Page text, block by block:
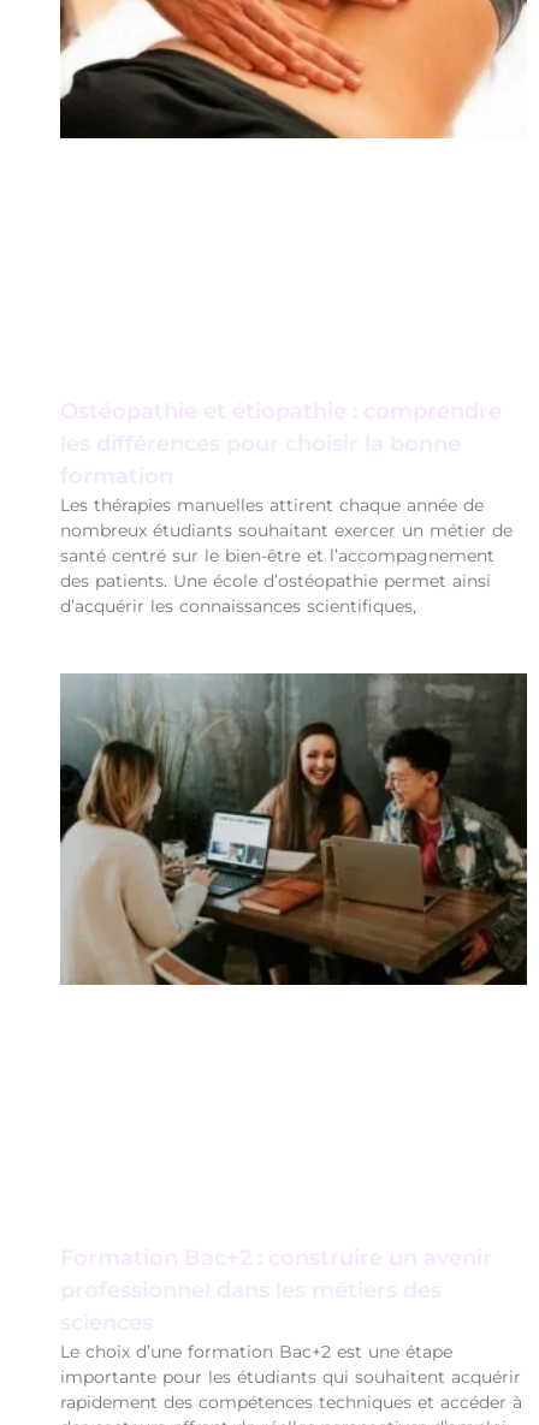
Ostéopathie et étiopathie : comprendre
les différences pour choisir la bonne
formation
Les thérapies manuelles attirent chaque année de
nombreux étudiants souhaitant exercer un métier de
santé centré sur le bien-être et l’accompagnement
des patients. Une école d’ostéopathie permet ainsi
d’acquérir les connaissances scientifiques,
Formation Bac+2 : construire un avenir
professionnel dans les métiers des
sciences
Le choix d’une formation Bac+2 est une étape
importante pour les étudiants qui souhaitent acquérir
rapidement des compétences techniques et accéder à